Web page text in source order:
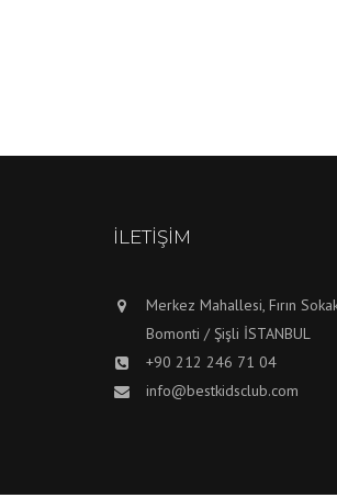
İLETIŞIM
Merkez Mahallesi, Fırın
Bomonti / Şişli İSTANBUL
+90 212 246 71 04
info@bestkidsclub.com